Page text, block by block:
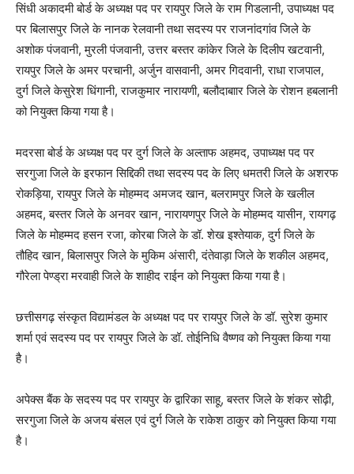
सिंधी अकादमी बोर्ड के अध्यक्ष पद पर रायपुर जिले के राम गिडलानी, उपाध्यक्ष पद
पर बिलासपुर जिले के नानक रेलवानी तथा सदस्य पर राजनांदगांव जिले के
अशोक पंजवानी, मुरली पंजवानी, उत्तर बस्तर कांकेर जिले के दिलीप खटवानी,
रायपुर जिले के अमर परचानी, अर्जुन वासवानी, अमर गिदवानी, राधा राजपाल,
दुर्ग जिले केसुरेश धिंगानी, राजकुमार नारायणी, बलौदाबाार जिले के रोशन हबलानी
को नियुक्त किया गया है।
मदरसा बोर्ड के अध्यक्ष पद पर दुर्ग जिले के अल्ताफ अहमद, उपाध्यक्ष पद पर
सरगुजा जिले के इरफान सिद्दिकी तथा सदस्य पद के लिए धमतरी जिले के अशरफ
रोकड़िया, रायपुर जिले के मोहम्मद अमजद खान, बलरामपुर जिले के खलील
अहमद, बस्तर जिले के अनवर खान, नारायणपुर जिले के मोहम्मद यासीन, रायगढ़
जिले के मोहम्मद हसन रजा, कोरबा जिले के डॉ. शेख इश्तेयाक, दुर्ग जिले के
तौहिद खान, बिलासपुर जिले के मुकिम अंसारी, दंतेवाड़ा जिले के शकील अहमद,
गौरेला पेण्ड्रा मरवाही जिले के शाहीद राईन को नियुक्त किया गया है।
छत्तीसगढ़ संस्कृत विद्यामंडल के अध्यक्ष पद पर रायपुर जिले के डॉ. सुरेश कुमार
शर्मा एवं सदस्य पद पर रायपुर जिले के डॉ. तोईनिधि वैष्णव को नियुक्त किया गया
है।
अपेक्स बैंक के सदस्य पद पर रायपुर के द्वारिका साहू, बस्तर जिले के शंकर सोढ़ी,
सरगुजा जिले के अजय बंसल एवं दुर्ग जिले के राकेश ठाकुर को नियुक्त किया गया
है।